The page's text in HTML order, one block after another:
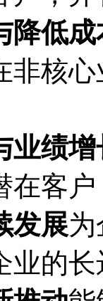
降低成
非核
业绩增
在客
发展
业的